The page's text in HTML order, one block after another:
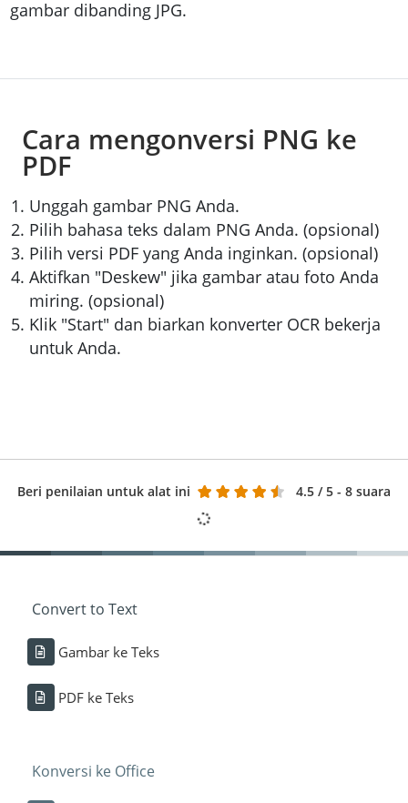
gambar dibanding JPG.
Cara mengonversi PNG ke
PDF
Unggah gambar PNG Anda.
Pilih bahasa teks dalam PNG Anda. (opsional)
Pilih versi PDF yang Anda inginkan. (opsional)
Aktifkan "Deskew" jika gambar atau foto Anda
miring. (opsional)
Klik "Start" dan biarkan konverter OCR bekerja
untuk Anda.
Beri penilaian untuk alat ini 4.5 / 5 - 8 suara
Convert to Text
Gambar ke Teks
PDF ke Teks
Konversi ke Office